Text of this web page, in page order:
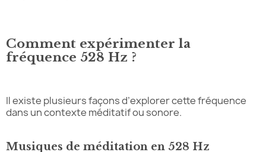
Comment expérimenter la
fréquence 528 Hz ?
Il existe plusieurs façons d’explorer cette fréquence
dans un contexte méditatif ou sonore.
Musiques de méditation en 528 Hz